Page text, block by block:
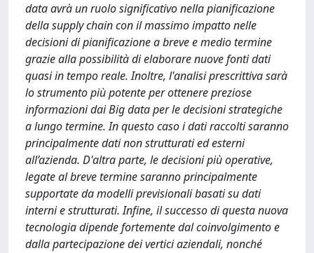
data avrà un ruolo significativo nella pianificazione
della supply chain con il massimo impatto nelle
decisioni di pianificazione a breve e medio termine
grazie alla possibilità di elaborare nuove fonti dati
quasi in tempo reale. Inoltre, l'analisi prescrittiva sarà
lo strumento più potente per ottenere preziose
informazioni dai Big data per le decisioni strategiche
a lungo termine. In questo caso i dati raccolti saranno
principalmente dati non strutturati ed esterni
all’azienda. D'altra parte, le decisioni più operative,
legate al breve termine saranno principalmente
supportate da modelli previsionali basati su dati
interni e strutturati. Infine, il successo di questa nuova
tecnologia dipende fortemente dal coinvolgimento e
dalla partecipazione dei vertici aziendali, nonché